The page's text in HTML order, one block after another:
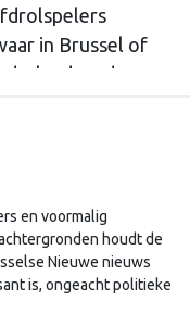
in Brussel of
op de
en voormalig
houdt de
Nieuwe nieuws
is, ongeacht politieke